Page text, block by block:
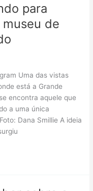
para
de
Uma das vistas
está a Grande
encontra aquele que
a uma única
Dana Smillie A ideia